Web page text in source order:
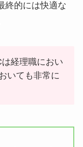
終的には快適な
経理職におい
いても非常に